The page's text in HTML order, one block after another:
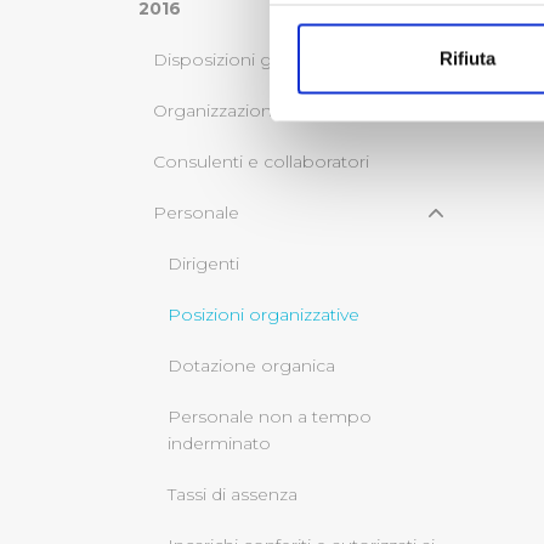
Identificare il tuo
digitali).
modificare o ritirare il tuo
Utilizziamo dei cookie
per personalizzare
pubblicità e social media,
desiderati e le terze parti
Rifiuta
2016
Disposizioni generali
Organizzazione
Consulenti e collaboratori
Personale
Dirigenti
Posizioni organizzative
Dotazione organica
Personale non a tempo
inderminato
Tassi di assenza